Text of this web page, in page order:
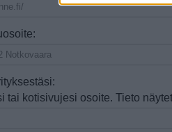
tai kotisivujesi osoite. Tieto